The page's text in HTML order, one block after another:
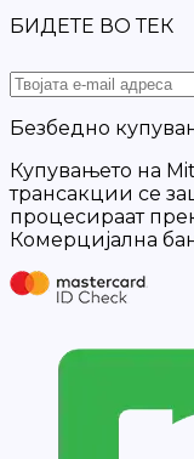
БИДЕТЕ ВО ТЕК
Безбедно
Купувањето на
трансакции се
процесираат
Комерцијална